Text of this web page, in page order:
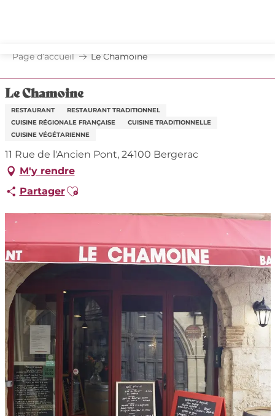
principal
Page d’accueil Le Chamoine
Le Chamoine
RESTAURANT
RESTAURANT TRADITIONNEL
CUISINE RÉGIONALE FRANÇAISE
CUISINE TRADITIONNELLE
CUISINE VÉGÉTARIENNE
11 Rue de l'Ancien Pont, 24100 Bergerac
M'y rendre
PartagerAjouter aux favoris